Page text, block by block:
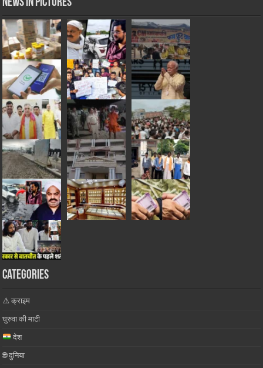
Categories
⚠️ क्राइम
घुरुवा की माटी
देश
🌐 दुनिया